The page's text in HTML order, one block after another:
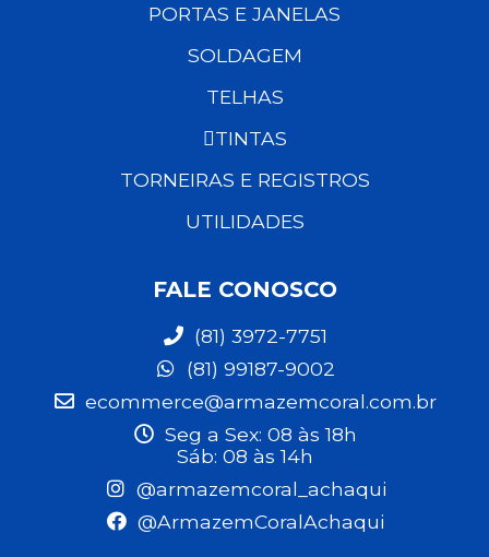
PORTAS E JANELAS
SOLDAGEM
TELHAS
TINTAS
TORNEIRAS E REGISTROS
UTILIDADES
FALE CONOSCO
(81) 3972-7751
(81) 99187-9002
ecommerce@armazemcoral.com.br
Seg a Sex: 08 às 18h
Sáb: 08 às 14h
@armazemcoral_achaqui
@ArmazemCoralAchaqui